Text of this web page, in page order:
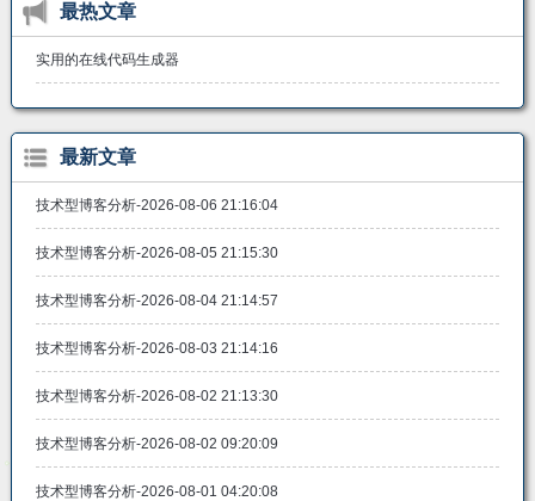
最热文章
实用的在线代码生成器
最新文章
技术型博客分析-2026-08-06 21:16:04
技术型博客分析-2026-08-05 21:15:30
技术型博客分析-2026-08-04 21:14:57
技术型博客分析-2026-08-03 21:14:16
技术型博客分析-2026-08-02 21:13:30
技术型博客分析-2026-08-02 09:20:09
技术型博客分析-2026-08-01 04:20:08